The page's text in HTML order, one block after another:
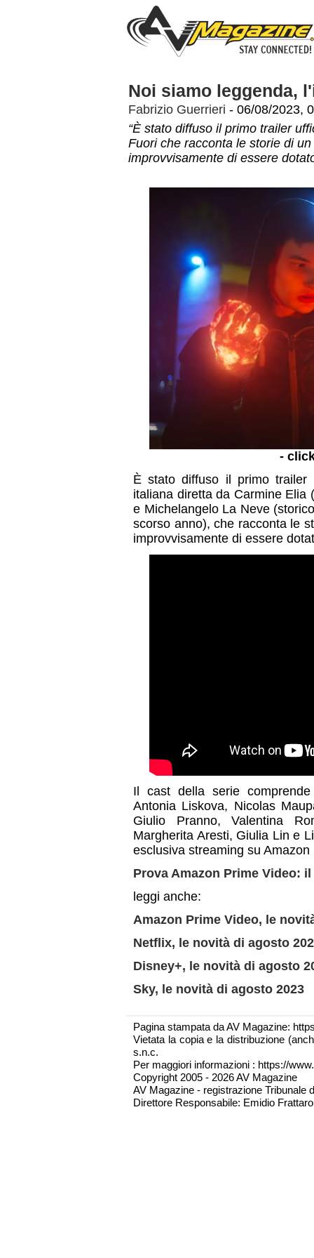
Noi siamo leggenda,
Fabrizio Guerrieri - 06/08/2023,
“È stato diffuso il primo trailer
Fuori che racconta le storie di
improvvisamente di essere
-
È stato diffuso il primo
italiana diretta da Carmine Elia (
e Michelangelo La Neve
scorso anno), che racconta le
improvvisamente di essere
Il cast della serie
Antonia Liskova, Nicolas
Giulio Pranno, Valentina
Margherita Aresti, Giulia Lin e
esclusiva streaming su
Prova Amazon Prime Video:
leggi anche:
Amazon Prime Video, le
Netflix, le novità di agosto
Disney+, le novità di agosto
Sky, le novità di agosto 2023
Pagina stampata da AV Magazine:
Vietata la copia e la distribuzione
s.n.c.
Per maggiori informazioni : https://
Copyright 2005 - 2026 AV Magazine
AV Magazine - registrazione Tribunale
Direttore Responsabile: Emidio